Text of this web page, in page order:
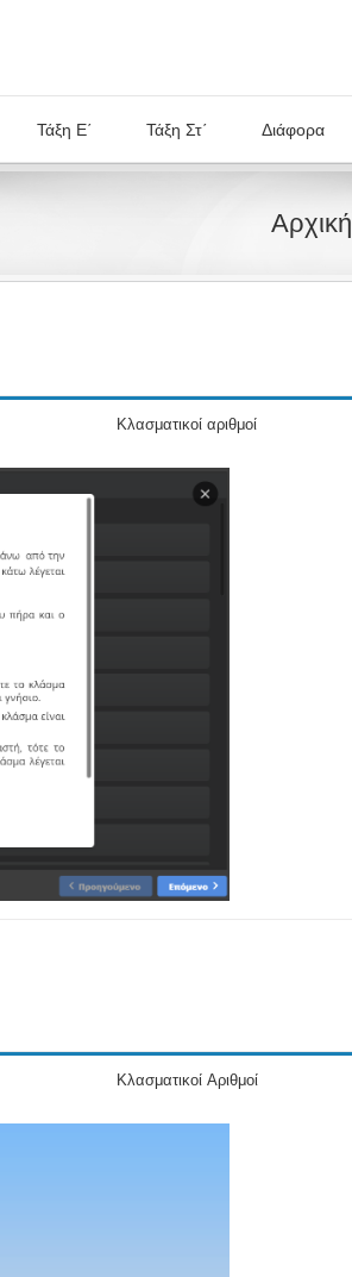
Τάξη Ε΄ Τάξη Στ΄ Διάφορα
Αρχική
Κλασματικοί αριθμοί
Κλασματικοί Αριθμοί